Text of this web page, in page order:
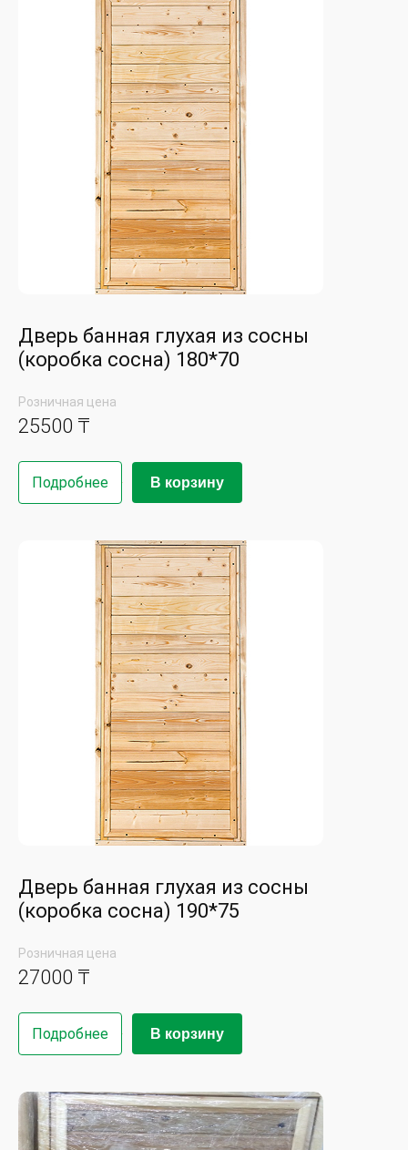
Дверь банная глухая из сосны
(коробка сосна) 180*70
Розничная цена
25500 ₸
Подробнее В корзину
Дверь банная глухая из сосны
(коробка сосна) 190*75
Розничная цена
27000 ₸
Подробнее В корзину